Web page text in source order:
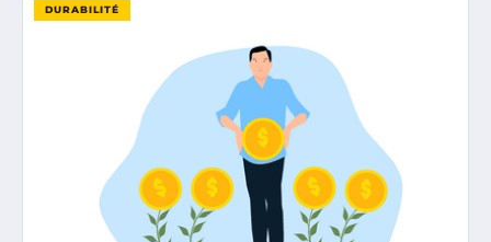
DURABILITÉ